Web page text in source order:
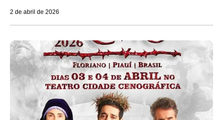
2 de abril de 2026